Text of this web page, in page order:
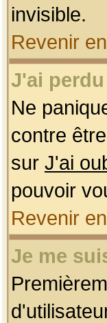
invisible.
Revenir
J'ai
Ne
contre
sur J'ai
pouvoir
Revenir
Je me